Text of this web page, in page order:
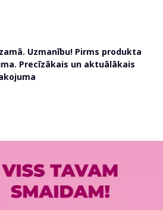
Uzmanību! Pirms produkta
Precīzākais un aktuālākais